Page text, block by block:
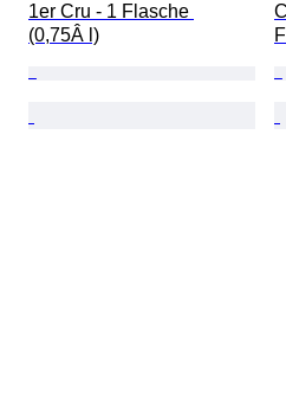
1er Cru - 1 Flasche
(0,75Â l)